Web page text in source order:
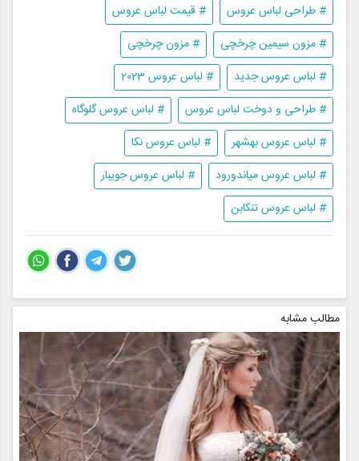
# طراحی لباس عروس
# قیمت لباس عروس
# مزون سیمین چرخچی
# مزون چرخچی
# لباس عروس جدید
# لباس عروس 2023
# طراحی و دوخت لباس عروس
# لباس عروس گلوگاه
# لباس عروس بهشهر
# لباس عروس نکا
# لباس عروس میاندورود
# لباس عروس جویبار
# لباس عروس تنکابن
مطالب مشابه